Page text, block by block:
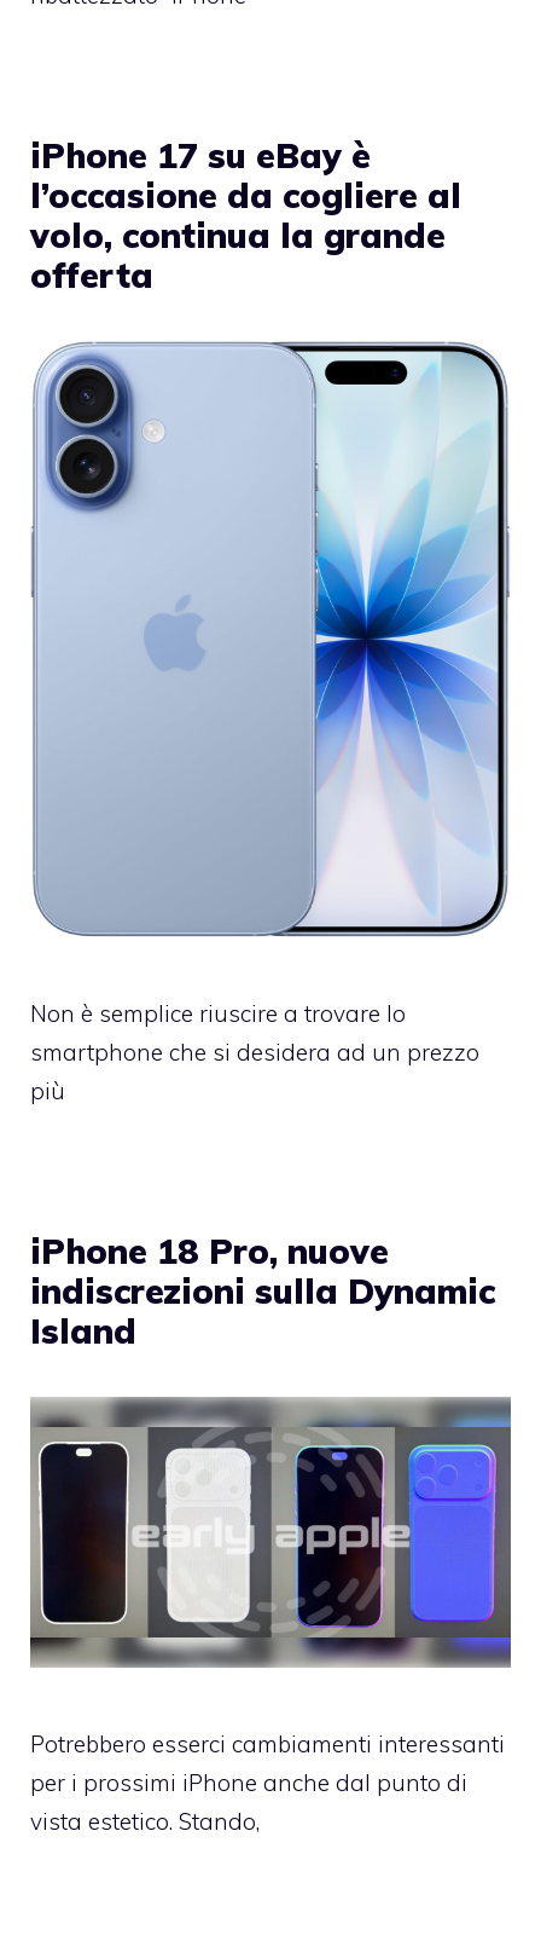
iPhone 17 su eBay è
l’occasione da cogliere al
volo, continua la grande
offerta
Non è semplice riuscire a trovare lo
smartphone che si desidera ad un prezzo
più
iPhone 18 Pro, nuove
indiscrezioni sulla Dynamic
Island
Potrebbero esserci cambiamenti interessanti
per i prossimi iPhone anche dal punto di
vista estetico. Stando,